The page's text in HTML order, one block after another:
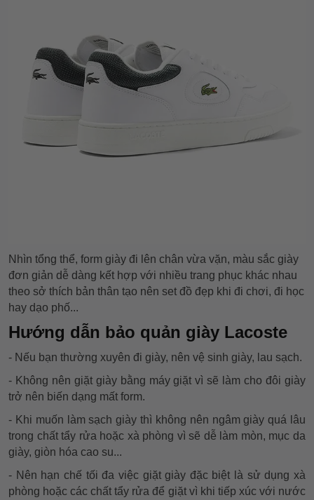
Nhìn tổng thể, form giày đi lên chân vừa vặn, màu sắc giày
đơn giản dễ dàng kết hợp với nhiều trang phục khác nhau
theo sở thích bản thân tạo nên set đồ đẹp khi đi chơi, đi học
hay dạo phố...
Hướng dẫn bảo quản giày Lacoste
- Nếu bạn thường xuyên đi giày, nên vệ sinh giày, lau sạch.
- Không nên giặt giày bằng máy giặt vì sẽ làm cho đôi giày
trở nên biến dạng mất form.
- Khi muốn làm sạch giày thì không nên ngâm giày quá lâu
trong chất tẩy rửa hoặc xà phòng vì sẽ dễ làm mòn, mục da
giày, giòn hóa cao su...
- Nên hạn chế tối đa việc giặt giày đặc biệt là sử dụng xà
phòng hoặc các chất tẩy rửa để giặt vì khi tiếp xúc với nước